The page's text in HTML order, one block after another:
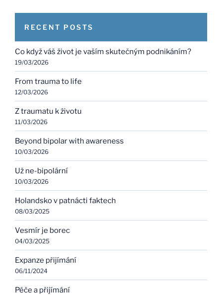
RECENT POSTS
Co když váš život je vaším skutečným podnikáním?
19/03/2026
From trauma to life
12/03/2026
Z traumatu k životu
11/03/2026
Beyond bipolar with awareness
10/03/2026
Už ne-bipolární
10/03/2026
Holandsko v patnácti faktech
08/03/2025
Vesmír je borec
04/03/2025
Expanze přijímání
06/11/2024
Péče a přijímání